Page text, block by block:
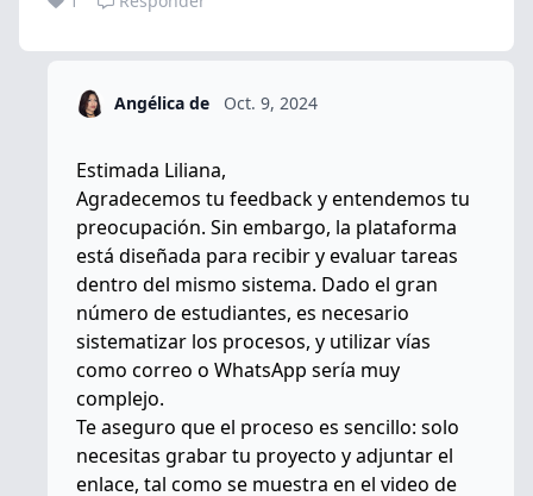
Angélica de Oct. 9, 2024
Estimada Liliana,
Agradecemos tu feedback y entendemos tu
preocupación. Sin embargo, la plataforma
está diseñada para recibir y evaluar tareas
dentro del mismo sistema. Dado el gran
número de estudiantes, es necesario
sistematizar los procesos, y utilizar vías
como correo o WhatsApp sería muy
complejo.
Te aseguro que el proceso es sencillo: solo
necesitas grabar tu proyecto y adjuntar el
enlace, tal como se muestra en el video de